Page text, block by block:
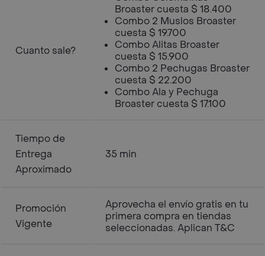
Cuanto sale?
Broaster cuesta $ 18.400
Combo 2 Muslos Broaster
cuesta $ 19.700
Combo Alitas Broaster
cuesta $ 15.900
Combo 2 Pechugas Broaster
cuesta $ 22.200
Combo Ala y Pechuga
Broaster cuesta $ 17.100
Tiempo de
Entrega
Aproximado
35 min
Promoción
Vigente
Aprovecha el envío gratis en tu
primera compra en tiendas
seleccionadas. Aplican T&C